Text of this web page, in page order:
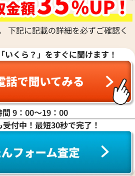
下記に記載の詳細を必ずご確認く
「いくら？」をすぐに聞けます！
間 9：00〜19：00
付中！最短30秒で完了！